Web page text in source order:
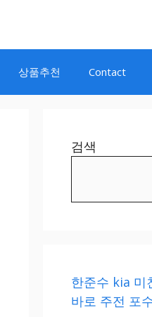
상품추천 Contact
검색
한준수 kia 미
바로 주전 포